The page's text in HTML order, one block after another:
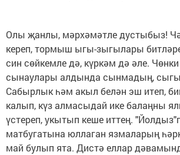
Олы җанлы, мәрхәмәтле дустыбыз!
кереп, тормыш ыгы-зыгылары
син сөйкемле дә, күркәм дә әле.
сынаулары алдында сынмадың,
Сабырлык һәм акыл белән эш итеп,
калып, күз алмасыдай ике балаңны
үстереп, укытып кеше иттең.
матбугатына юллаган язмаларың
май булып ята. Дистә еллар